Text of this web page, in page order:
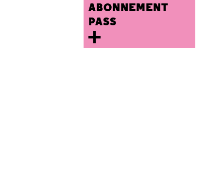
ABONNEMENT
PASS